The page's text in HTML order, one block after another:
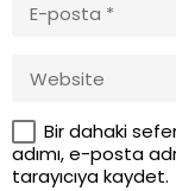
Bir dahaki
adımı, e-posta
tarayıcıya kaydet.